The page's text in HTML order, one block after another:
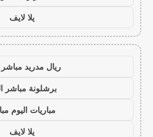
يلا لايف
ريال مدريد مباشر
برشلونة مباشر
مباريات اليوم
يلا لايف